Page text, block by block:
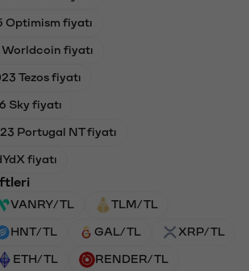
Optimism fiyatı
fiyatı
Tezos fiyatı
Sky fiyatı
Portugal NT fiyatı
fiyatı
VANRY/TL TLM/TL
HNT/TL GAL/TL XRP/TL
ETH/TL RENDER/TL